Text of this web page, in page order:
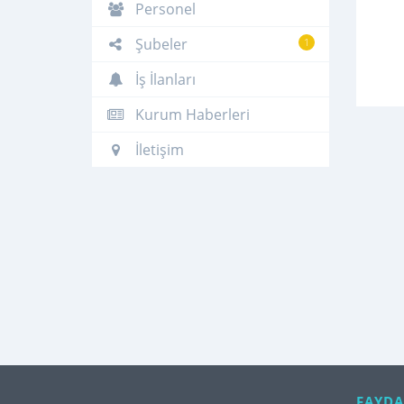
Personel
1
Şubeler
İş İlanları
Kurum Haberleri
İletişim